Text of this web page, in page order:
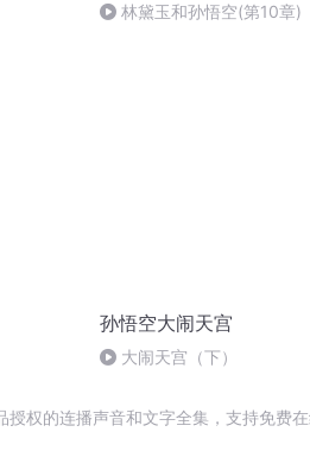
林黛玉和孙悟空(第10章)
孙悟空大闹天宫
大闹天宫（下）
权的连播声音和文字全集，支持免费